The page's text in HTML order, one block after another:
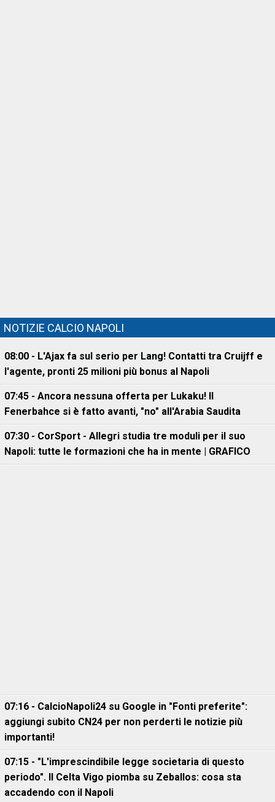
NOTIZIE CALCIO NAPOLI
08:00 - L'Ajax fa sul serio per Lang! Contatti tra Cruijff e
l'agente, pronti 25 milioni più bonus al Napoli
07:45 - Ancora nessuna offerta per Lukaku! Il
Fenerbahce si è fatto avanti, "no" all'Arabia Saudita
07:30 - CorSport - Allegri studia tre moduli per il suo
Napoli: tutte le formazioni che ha in mente | GRAFICO
07:16 - CalcioNapoli24 su Google in "Fonti preferite":
aggiungi subito CN24 per non perderti le notizie più
importanti!
07:15 - "L'imprescindibile legge societaria di questo
periodo". Il Celta Vigo piomba su Zeballos: cosa sta
accadendo con il Napoli